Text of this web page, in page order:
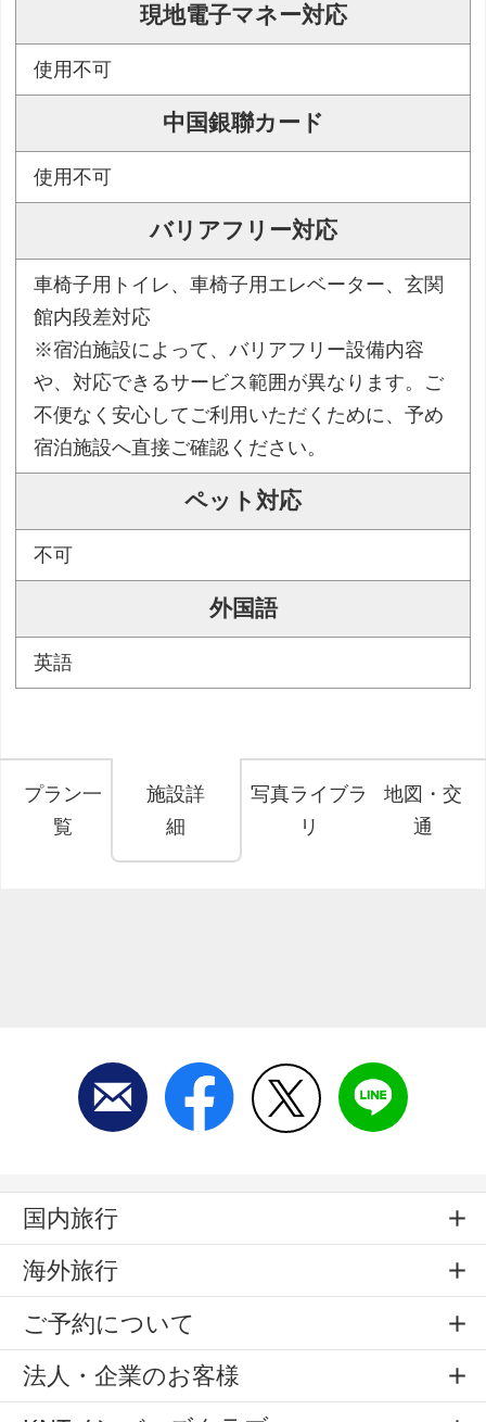
現地電子マネー対応
使用不可
中国銀聯カード
使用不可
バリアフリー対応
車椅子用トイレ、車椅子用エレベーター、玄関
館内段差対応
※宿泊施設によって、バリアフリー設備内容
や、対応できるサービス範囲が異なります。ご
不便なく安心してご利用いただくために、予め
宿泊施設へ直接ご確認ください。
ペット対応
不可
外国語
英語
プラン一
覧
施設詳
細
写真ライブラ
リ
地図・交
通
国内旅行
海外旅行
ご予約について
法人・企業のお客様